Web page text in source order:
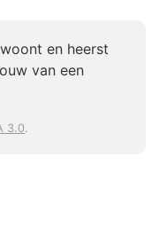
en heerst
van een
3.0.